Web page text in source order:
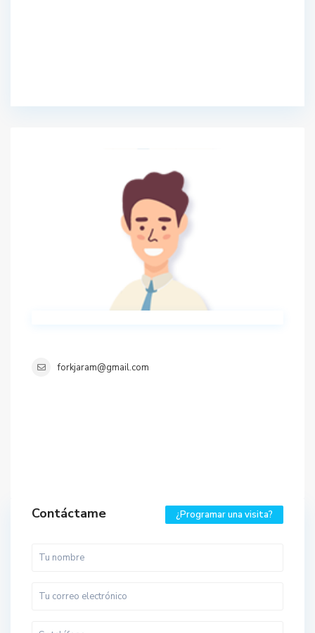
forkjaram@gmail.com
Contáctame ¿Programar una visita?